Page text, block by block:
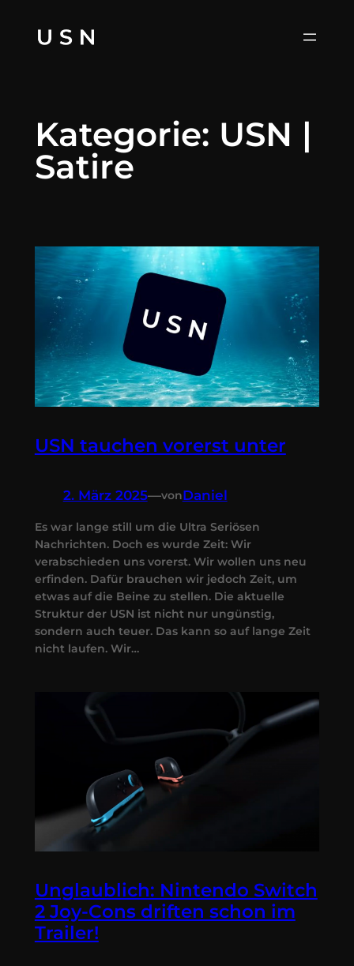
Inhalt
Kategorie: USN |
Satire
USN tauchen vorerst unter
2. März 2025—vonDaniel
Es war lange still um die Ultra Seriösen
Nachrichten. Doch es wurde Zeit: Wir
verabschieden uns vorerst. Wir wollen uns neu
erfinden. Dafür brauchen wir jedoch Zeit, um
etwas auf die Beine zu stellen. Die aktuelle
Struktur der USN ist nicht nur ungünstig,
sondern auch teuer. Das kann so auf lange Zeit
nicht laufen. Wir…
Unglaublich: Nintendo Switch
2 Joy-Cons driften schon im
Trailer!